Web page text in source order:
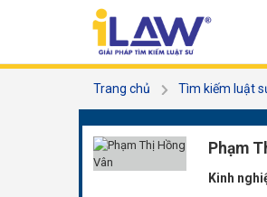
Trang chủ Tìm kiếm luật
Phạm
Kinh